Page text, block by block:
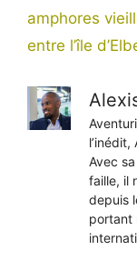
amphores
entre l’île
Avec
faille, il
depuis
portant